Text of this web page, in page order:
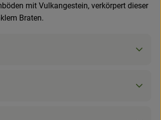
mit Vulkangestein, verkörpert dieser
Braten.